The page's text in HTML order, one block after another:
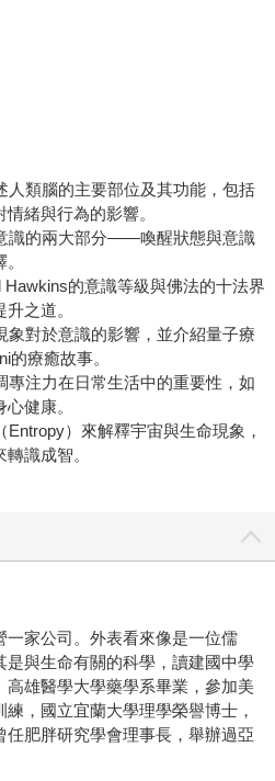
人類腦的主要部位及其功能，包括
緒與行為的影響。
識的兩大部分——喚醒狀態與意識
的意識等級與佛法的十法界
之道。
象對於意識的影響，並介紹量子療
的療癒故事。
專注力在日常生活中的重要性，如
健康。
）來解釋宇宙與生命現象，
識成智。
一家公司。外表看來像是一位儒
與生命有關的科學，讀建國中學
雄醫學大學藥學系畢業，參加美
，國立宜蘭大學理學榮譽博士，
肥胖研究學會理事長，舉辦過亞